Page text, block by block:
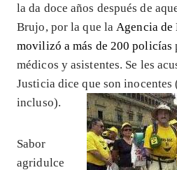
la da doce años después de
Brujo, por la que la Agencia de
movilizó a más de 200 policías
médicos y asistentes. Se les
Justicia dice que son inocentes
incluso).
Sabor
agridulce